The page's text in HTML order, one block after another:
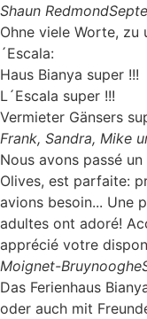
Shaun Redmond
Ohne viele Worte, zu
´Escala:
Haus Bianya super !!!
L´Escala super !!!
Vermieter Gänsers
Frank, Sandra, Mike
Nous avons passé
Olives, est parfaite:
avions besoin... Une
adultes ont adoré!
apprécié votre
Moignet-Bruynooghe
Das Ferienhaus
oder auch mit